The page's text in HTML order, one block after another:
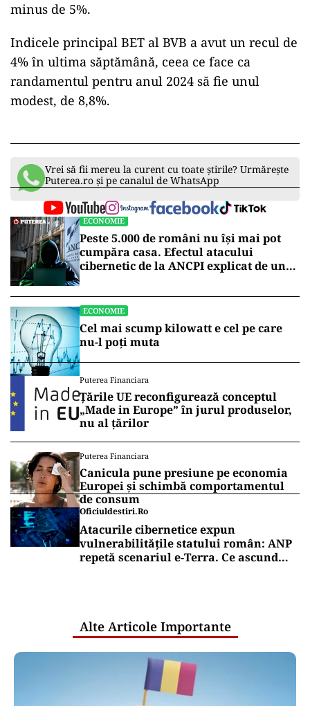
minus de 5%.
Indicele principal BET al BVB a avut un recul de
4% în ultima săptămână, ceea ce face ca
randamentul pentru anul 2024 să fie unul
modest, de 8,8%.
Vrei să fii mereu la curent cu toate știrile? Urmărește
Puterea.ro și pe canalul de WhatsApp
ECONOMIE
Peste 5.000 de români nu își mai pot
cumpăra casa. Efectul atacului
cibernetic de la ANCPI explicat de un
ECONOMIE
Cel mai scump kilowatt e cel pe care
nu-l poți muta
Puterea Financiara
Țările UE reconfigurează conceptul
„Made in Europe” în jurul produselor,
nu al țărilor
Puterea Financiara
Canicula pune presiune pe economia
Europei și schimbă comportamentul
de consum
Oficiuldestiri.ro
Atacurile cibernetice expun
vulnerabilitățile statului român: ANP
repetă scenariul e‑Terra. Ce ascund
Alte Articole Importante